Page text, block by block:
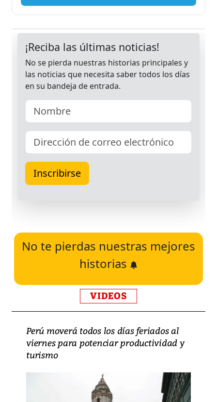
No te pierdas nuestras mejores
historias
VIDEOS
Perú moverá todos los días feriados al
viernes para potenciar productividad y
turismo